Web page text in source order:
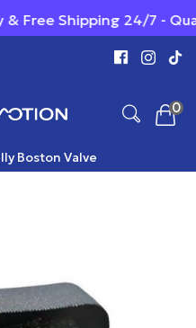
& Free Shipping 24/7 -
0
Boston Valve